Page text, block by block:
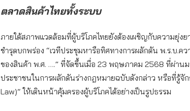
ตลาดสินค้าไทยทั้งระบบ
ภายใต้สภาพแวดล้อมที่ผู้บริโภคไทยยังต้องเผชิญกับความยุ่งย
ชำรุดบกพร่อง “เวทีประชุมหารือทิศทางการผลักดัน พ.ร.บ.ค
ของสินค้า พ.ศ. ….” ที่จัดขึ้นเมื่อ 23 พฤษภาคม 2568 ที่ผ่าน
ประชาชนในการผลักดันร่างกฎหมายฉบับดังกล่าว หรือที่รู้จั
Law)” ให้เดินหน้าคุ้มครองผู้บริโภคได้อย่างเป็นรูปธรรม